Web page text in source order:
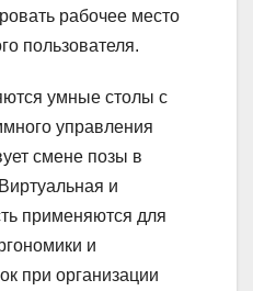
рабочее место
пользователя.
умные столы с
управления
смене позы в
и
применяются для
и
при организации